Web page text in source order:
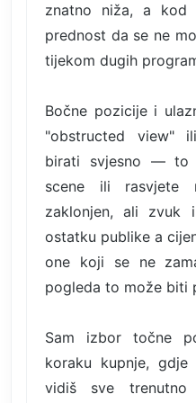
znatno niža, a kod
prednost da se ne
tijekom dugih
Bočne pozicije i
"obstructed view"
birati svjesno — to
scene ili rasvjete
zaklonjen, ali zvuk
ostatku publike a
one koji se ne
pogleda to može biti
Sam izbor točne
koraku kupnje,
vidiš sve trenutno